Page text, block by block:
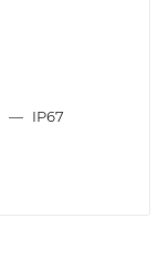
— IP67